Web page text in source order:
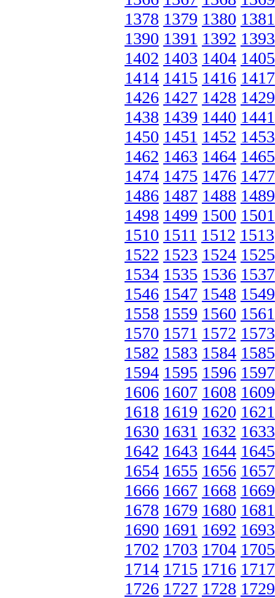
1378 1379 1380 1381
1390 1391 1392 1393
1402 1403 1404 1405
1414 1415 1416 1417
1426 1427 1428 1429
1438 1439 1440 1441
1450 1451 1452 1453
1462 1463 1464 1465
1474 1475 1476 1477
1486 1487 1488 1489
1498 1499 1500 1501
1510 1511 1512 1513
1522 1523 1524 1525
1534 1535 1536 1537
1546 1547 1548 1549
1558 1559 1560 1561
1570 1571 1572 1573
1582 1583 1584 1585
1594 1595 1596 1597
1606 1607 1608 1609
1618 1619 1620 1621
1630 1631 1632 1633
1642 1643 1644 1645
1654 1655 1656 1657
1666 1667 1668 1669
1678 1679 1680 1681
1690 1691 1692 1693
1702 1703 1704 1705
1714 1715 1716 1717
1726 1727 1728 1729